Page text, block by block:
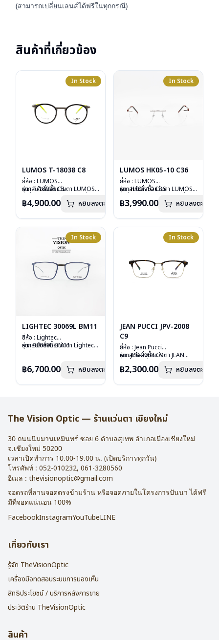
(สามารถเปลี่ยนเลนส์ได้ฟรีในทุกกรณี)
สินค้าที่เกี่ยวข้อง
In Stock
LUMOS T-18038 C8
ยี่ห้อ : LUMOS
รุ่น : T-18038 C8
เลนส์ : Demo Lens
น้ำหนัก : 14 กรัม
อุปกรณ์ : กล่องแว่น , ผ้าเช็ดแว่น
การรับประกัน : 2 ปี
หากสนใจสั่งชื้อแว่นตา LUMOS
ลงไว้กรุณาติดต่อเราคลิก
฿4,900.00 หยิบลงตะกร้า
In Stock
LUMOS HK05-10 C36
ยี่ห้อ : LUMOS
รุ่น : HK05-10 C36
เลนส์ : Demo Lens
น้ำหนัก : 16 กรัม
อุปกรณ์ : กล่องแว่น , ผ้าเช็ดแว่น
หากสนใจสั่งชื้อแว่นตา LUMOS
ลงไว้กรุณาติดต่อเราคลิก
฿3,990.00 หยิบลงตะกร้า
In Stock
LIGHTEC 30069L BM11
ยี่ห้อ : Lightec
รุ่น : 30069L BM11
บานพับ : ไม่มีสปริง
อุปกรณ์ : กล่องแว่น, ผ้าเช็ดแว่น
น้ำหนัก : 16 กรัม
หากสนใจสั่งชื้อแว่นตา Lightec
฿6,700.00 หยิบลงตะกร้า
In Stock
JEAN PUCCI JPV-2008
C9
ยี่ห้อ : Jean Pucci
รุ่น : JPV-2008 C9
เลนส์ : Demo Lens
น้ำหนัก : 21 กรัม
หากสนใจสั่งชื้อแว่นตา JEAN
รายการที่ได้ลงไว้กรุณาติดต่อเรา
฿2,300.00 หยิบลงตะกร้า
The Vision Optic — ร้านแว่นตา เชียงใหม่
30 ถนนนิมมานเหมินทร์ ซอย 6 ตำบลสุเทพ อำเภอเมืองเชียงใหม่
จ.เชียงใหม่ 50200
เวลาเปิดทำการ 10.00-19.00 น. (เปิดบริการทุกวัน)
โทรศัพท์ : 052-010232, 061-3280560
อีเมล : thevisionoptic@gmail.com
จอดรถที่ลานจอดตรงข้ามร้าน หรือจอดภายในโครงการปันนา ได้ฟรี
มีที่จอดแน่นอน 100%
FacebookInstagramYouTubeLINE
เกี่ยวกับเรา
รู้จัก TheVisionOptic
เครื่องมือทดสอบระบบการมองเห็น
สิทธิประโยชน์ / บริการหลังการขาย
ประวัติร้าน TheVisionOptic
สินค้า